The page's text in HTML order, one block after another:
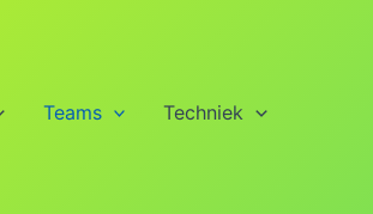
Teams Techniek